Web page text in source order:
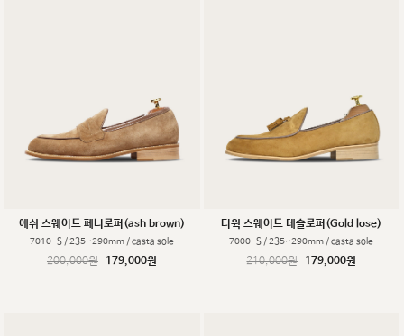
에쉬 스웨이드 페니로퍼(ash brown)
7010-S / 235~290mm / casta sole
200,000원 179,000원
더윅 스웨이드 테슬로퍼(Gold lose)
7000-S / 235~290mm / casta sole
210,000원 179,000원